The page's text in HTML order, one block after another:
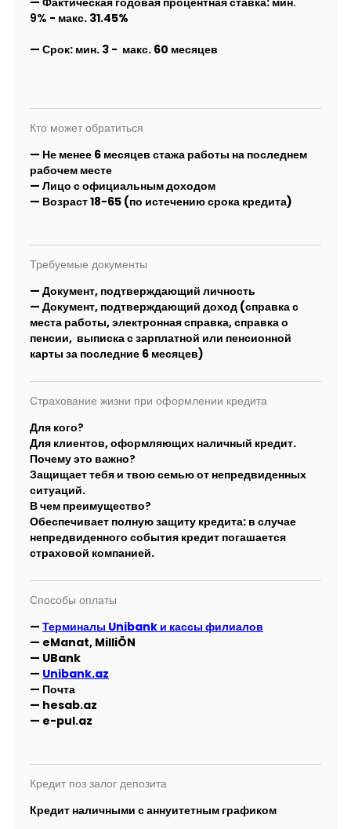
9% - макс. 31.45%
— Срок: мин. 3 - макс. 60 месяцев
Кто может обратиться
— Не менее 6 месяцев стажа работы на последнем
рабочем месте
— Лицо с официальным доходом
— Возраст 18-65 (по истечению срока кредита)
Требуемые документы
— Документ, подтверждающий личность
— Документ, подтверждающий доход (справка с
места работы, электронная справка, справка о
пенсии, выписка с зарплатной или пенсионной
карты за последние 6 месяцев)
Страхование жизни при оформлении кредита
Для кого?
Для клиентов, оформляющих наличный кредит.
Почему это важно?
Защищает тебя и твою семью от непредвиденных
ситуаций.
В чем преимущество?
Обеспечивает полную защиту кредита: в случае
непредвиденного события кредит погашается
страховой компанией.
Способы оплаты
— Терминалы Unibank и кассы филиалов
— eManat, MilliÖN
— UBank
— Unibank.az
— Почта
— hesab.az
— e-pul.az
Кредит поз залог депозита
Кредит наличными с аннуитетным графиком